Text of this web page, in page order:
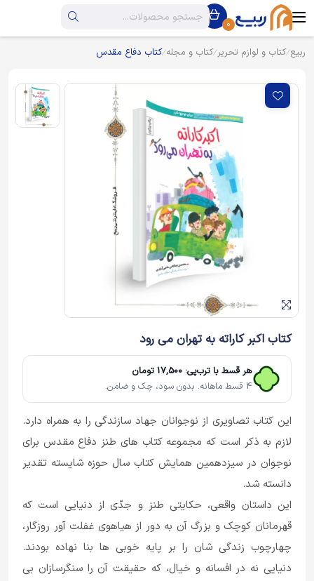
0
ربیع کتاب و لوازم تحریر کتاب و مجله کتاب دفاع مقدس
کتاب اکبر کاراته به تهران می رود
هر قسط با ترب‌پی: 17,500 تومان
4 قسط ماهانه. بدون سود، چک و ضامن.
این کتاب تصاویری از نوجوانان جهاد سازندگی را به همراه دارد.
لازم به ذکر است که مجموعه کتاب های طنز دفاع مقدس برای
نوجوان در سیزدهمین همایش کتاب سال حوزه شایسته تقدیر
دانسته شد.
این داستان واقعی، حکایتی طنز و جدّی از دنیایی است که
قهرمانان کوچک و بزرگ آن به دور از هیاهوی غفلت آور روزگار،
چهارچوب زندگی شان را بر پایه خوبی ها بنا نهاده بودند.
دنیایی نه در افسانه و خیال، که حقیقت آن را سنگرسازان بی